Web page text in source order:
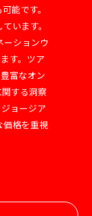
能です。
います。
ーションウ
す。ツア
富なオン
する洞察
ョージア
価格を重視